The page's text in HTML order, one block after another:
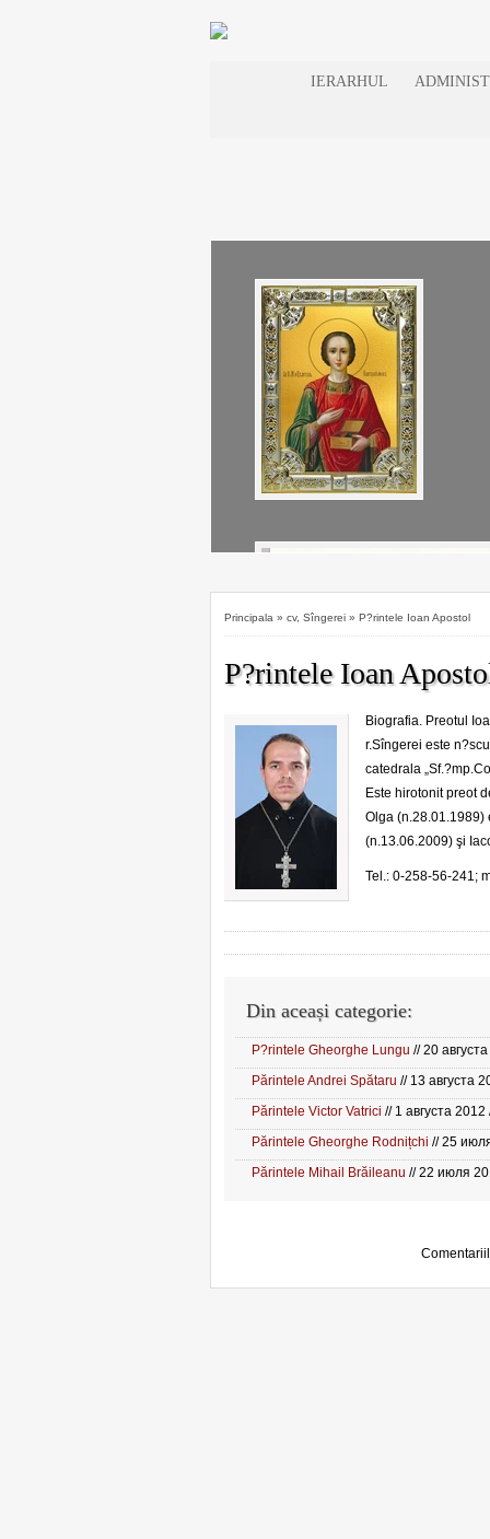
IERARHUL
Principala » cv, Sîngerei » P?rintele Ioan Apostol
P?rintele Ioan
Biografia. Preotul
r.Sîngerei este
catedrala
Este hirotonit preot
Olga (n.28.01.1989)
(n.13.06.2009) şi
Tel.: 0-258-56-241;
Din aceași categorie:
P?rintele Gheorghe Lungu // 20
Părintele Andrei Spătaru // 13 августа
Părintele Victor Vatrici // 1 августа 2012
Părintele Gheorghe Rodnițchi // 25
Părintele Mihail Brăileanu // 22 июля